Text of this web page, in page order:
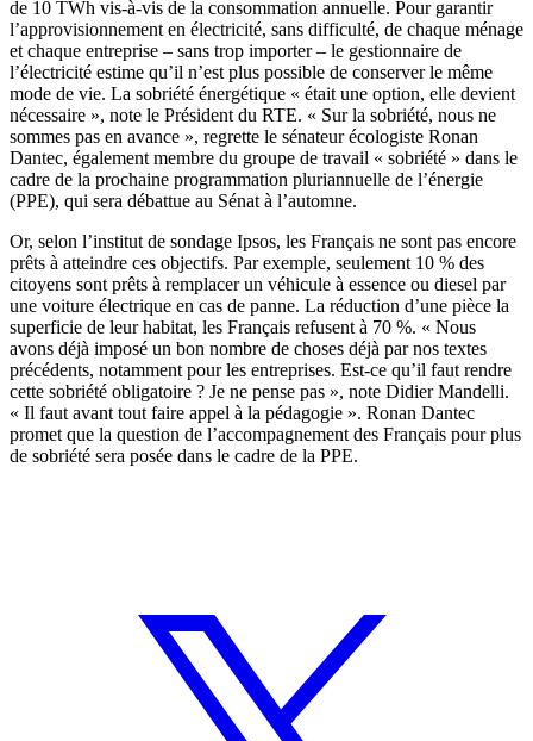
de 10 TWh vis-à-vis de la consommation annuelle. Pour garantir
l’approvisionnement en électricité, sans difficulté, de chaque ménage
et chaque entreprise – sans trop importer – le gestionnaire de
l’électricité estime qu’il n’est plus possible de conserver le même
mode de vie. La sobriété énergétique « était une option, elle devient
nécessaire », note le Président du RTE. « Sur la sobriété, nous ne
sommes pas en avance », regrette le sénateur écologiste Ronan
Dantec, également membre du groupe de travail « sobriété » dans le
cadre de la prochaine programmation pluriannuelle de l’énergie
(PPE), qui sera débattue au Sénat à l’automne.
Or, selon l’institut de sondage Ipsos, les Français ne sont pas encore
prêts à atteindre ces objectifs. Par exemple, seulement 10 % des
citoyens sont prêts à remplacer un véhicule à essence ou diesel par
une voiture électrique en cas de panne. La réduction d’une pièce la
superficie de leur habitat, les Français refusent à 70 %. « Nous
avons déjà imposé un bon nombre de choses déjà par nos textes
précédents, notamment pour les entreprises. Est-ce qu’il faut rendre
cette sobriété obligatoire ? Je ne pense pas », note Didier Mandelli.
« Il faut avant tout faire appel à la pédagogie ». Ronan Dantec
promet que la question de l’accompagnement des Français pour plus
de sobriété sera posée dans le cadre de la PPE.